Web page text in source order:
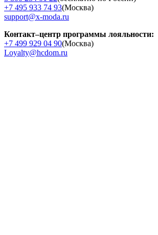
+7 495 933 74 93(Москва)
support@x-moda.ru
Контакт–центр программы лояльности:
+7 499 929 04 90(Москва)
Loyalty@hcdom.ru